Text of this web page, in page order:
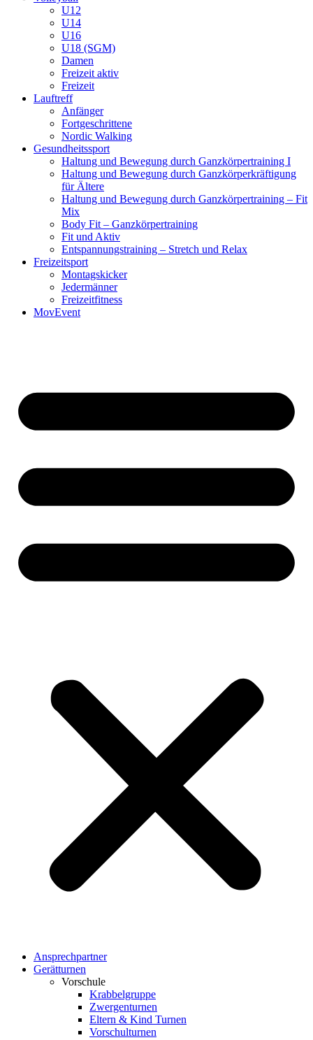
U12
U14
U16
U18 (SGM)
Damen
Freizeit aktiv
Freizeit
Lauftreff
Anfänger
Fortgeschrittene
Nordic Walking
Gesundheitssport
Haltung und Bewegung durch Ganzkörpertraining I
Haltung und Bewegung durch Ganzkörperkräftigung
für Ältere
Haltung und Bewegung durch Ganzkörpertraining – Fit
Mix
Body Fit – Ganzkörpertraining
Fit und Aktiv
Entspannungstraining – Stretch und Relax
Freizeitsport
Montagskicker
Jedermänner
Freizeitfitness
MovEvent
Ansprechpartner
Gerätturnen
Vorschule
Krabbelgruppe
Zwergenturnen
Eltern & Kind Turnen
Vorschulturnen